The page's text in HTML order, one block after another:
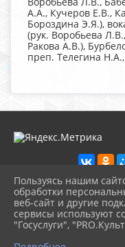
А.А., Кучеров Е.В.,
Бороздина Э.Я.),
(рук. Воробьева
Ракова А.В.),
преп. Телегина
2026 г. lenmuz.ru
Вход
Карта сайта
Политика обработки
Пользуясь нашим
обработки
веб-сайт и другие
сервисы используют
"Госуслуги",